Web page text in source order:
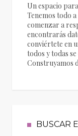
Un espacio
Tenemos todo
comenzar a
encontrarás
conviértete en
todos y todas
Construyamos
BUSCAR